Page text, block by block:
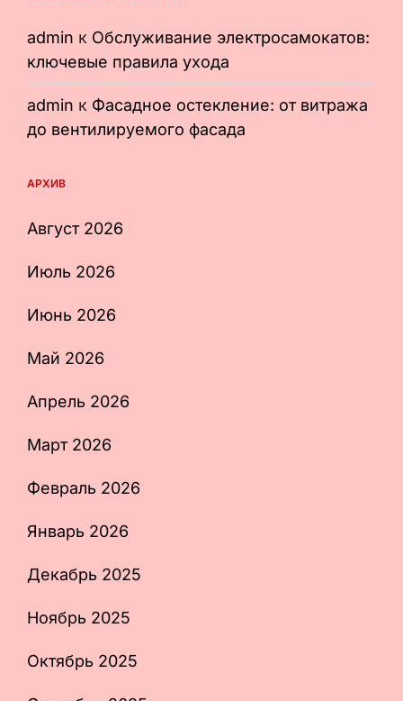
admin к Обслуживание электросамокатов:
ключевые правила ухода
admin к Фасадное остекление: от витража
до вентилируемого фасада
АРХИВ
Август 2026
Июль 2026
Июнь 2026
Май 2026
Апрель 2026
Март 2026
Февраль 2026
Январь 2026
Декабрь 2025
Ноябрь 2025
Октябрь 2025